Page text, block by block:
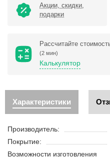
Акции, скидки,
подарки
Рассчитайте
(2 мин)
Калькулятор
Характеристики
Производитель:
Покрытие:
Возможности изготовления